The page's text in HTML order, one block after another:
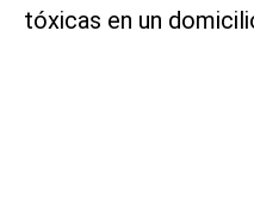
tóxicas en un